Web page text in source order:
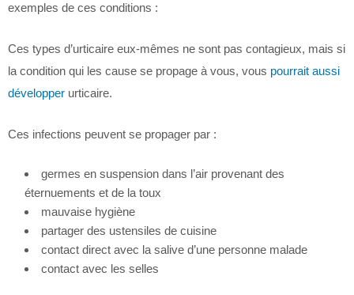
exemples de ces conditions :
Ces types d’urticaire eux-mêmes ne sont pas contagieux, mais si
la condition qui les cause se propage à vous, vous pourrait aussi
développer urticaire.
Ces infections peuvent se propager par :
germes en suspension dans l’air provenant des
éternuements et de la toux
mauvaise hygiène
partager des ustensiles de cuisine
contact direct avec la salive d’une personne malade
contact avec les selles